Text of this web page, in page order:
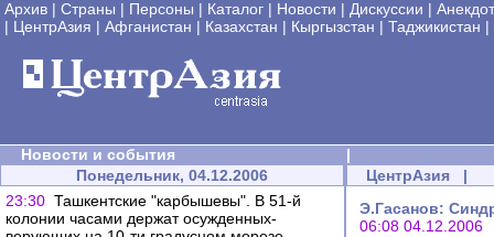
Архив | Страны | Персоны | Каталог | Новости | Дискуссии |
| ЦентрАзия | Афганистан | Казахстан | Кыргызстан | Таджикистан |
Новости и события
|
Понедельник, 04.12.2006
23:30 Ташкентские "карбышевы". В 51-й
колонии часами держат осужденных-
ЦентрАзия |
Э.Гасанов:
06:08 04.12.2006